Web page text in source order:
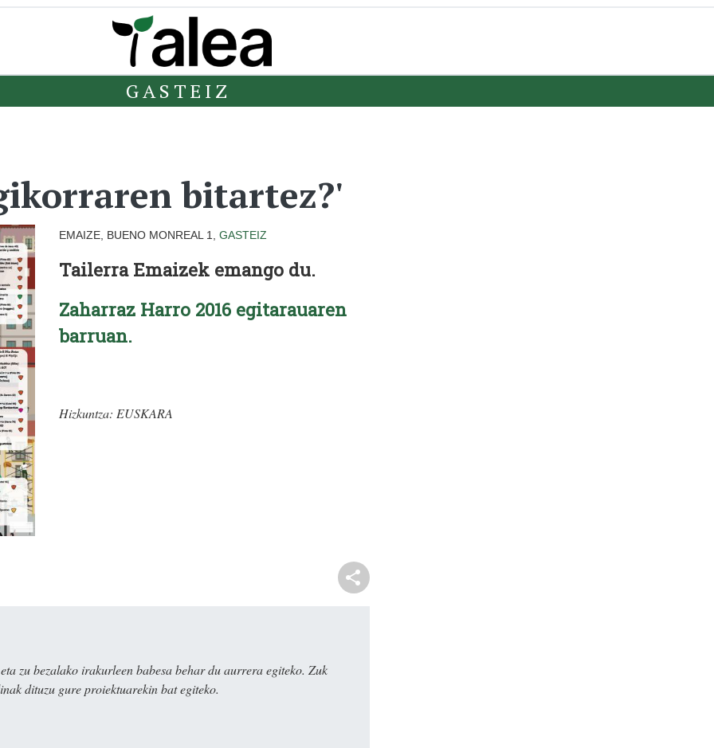
GASTEIZ
bitartez?'
EMAIZE, BUENO MONREAL 1, GASTEIZ
Tailerra Emaizek emango du.
Zaharraz Harro 2016 egitarauaren
barruan.
Hizkuntza: EUSKARA
zu bezalako irakurleen babesa behar du aurrera egiteko. Zuk
dituzu gure proiektuarekin bat egiteko.